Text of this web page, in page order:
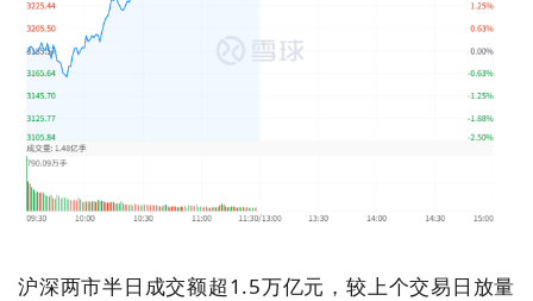
沪深两市半日成交额超1.5万亿元，较上个交易日放量